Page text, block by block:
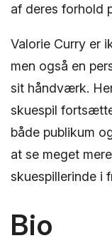
af deres forhold
Valorie Curry er
men også en
sit håndværk.
skuespil
både publikum
at se meget
skuespillerinde i
Bio